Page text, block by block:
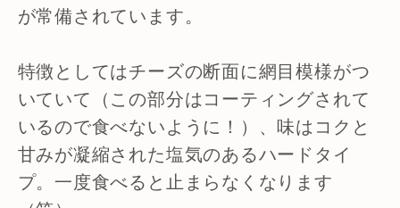
が常備されています。
特徴としてはチーズの断面に網目模様がつ
いていて（この部分はコーティングされて
いるので食べないように！）、味はコクと
甘みが凝縮された塩気のあるハードタイ
プ。一度食べると止まらなくなります